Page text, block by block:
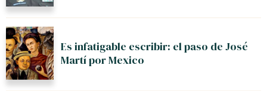
Es infatigable escribir: el paso de José
Martí por Mexico